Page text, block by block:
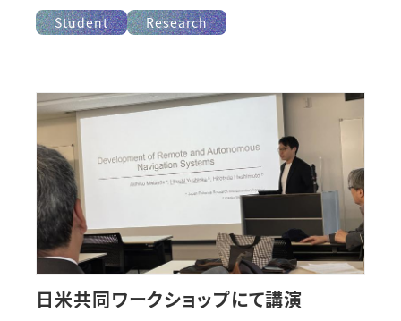
Student Research
日米共同ワークショップにて講演